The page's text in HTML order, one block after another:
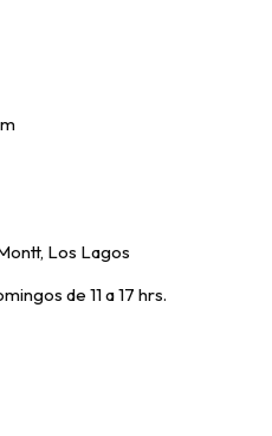
Los Lagos
de 11 a 17 hrs.